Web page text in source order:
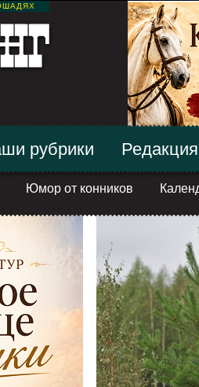
Юмор от конников
рубрики Редакция